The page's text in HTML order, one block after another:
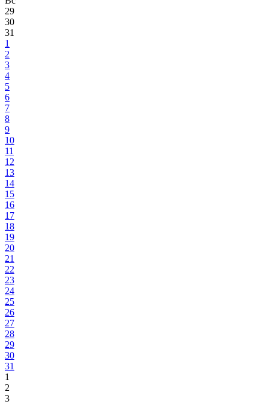
29
30
31
1
2
3
4
5
6
7
8
9
10
11
12
13
14
15
16
17
18
19
20
21
22
23
24
25
26
27
28
29
30
31
1
2
3